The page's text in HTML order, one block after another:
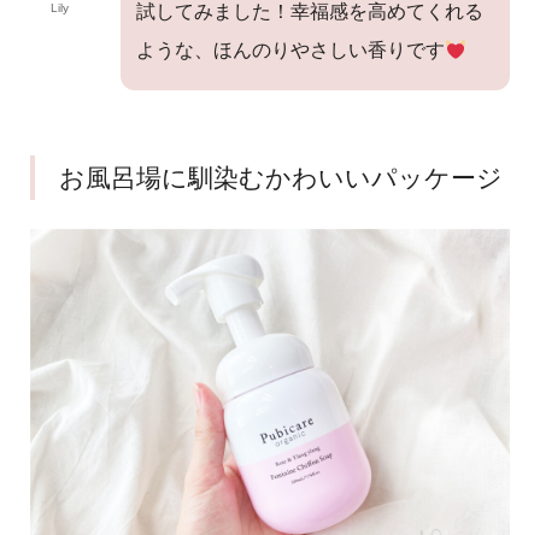
Lily
試してみました！幸福感を高めてくれる
ような、ほんのりやさしい香りです
お風呂場に馴染むかわいいパッケージ